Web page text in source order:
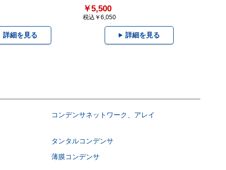
詳細を見る
￥5,500
税込￥6,050
詳細を見る
コンデンサネットワーク、アレイ
タンタルコンデンサ
薄膜コンデンサ